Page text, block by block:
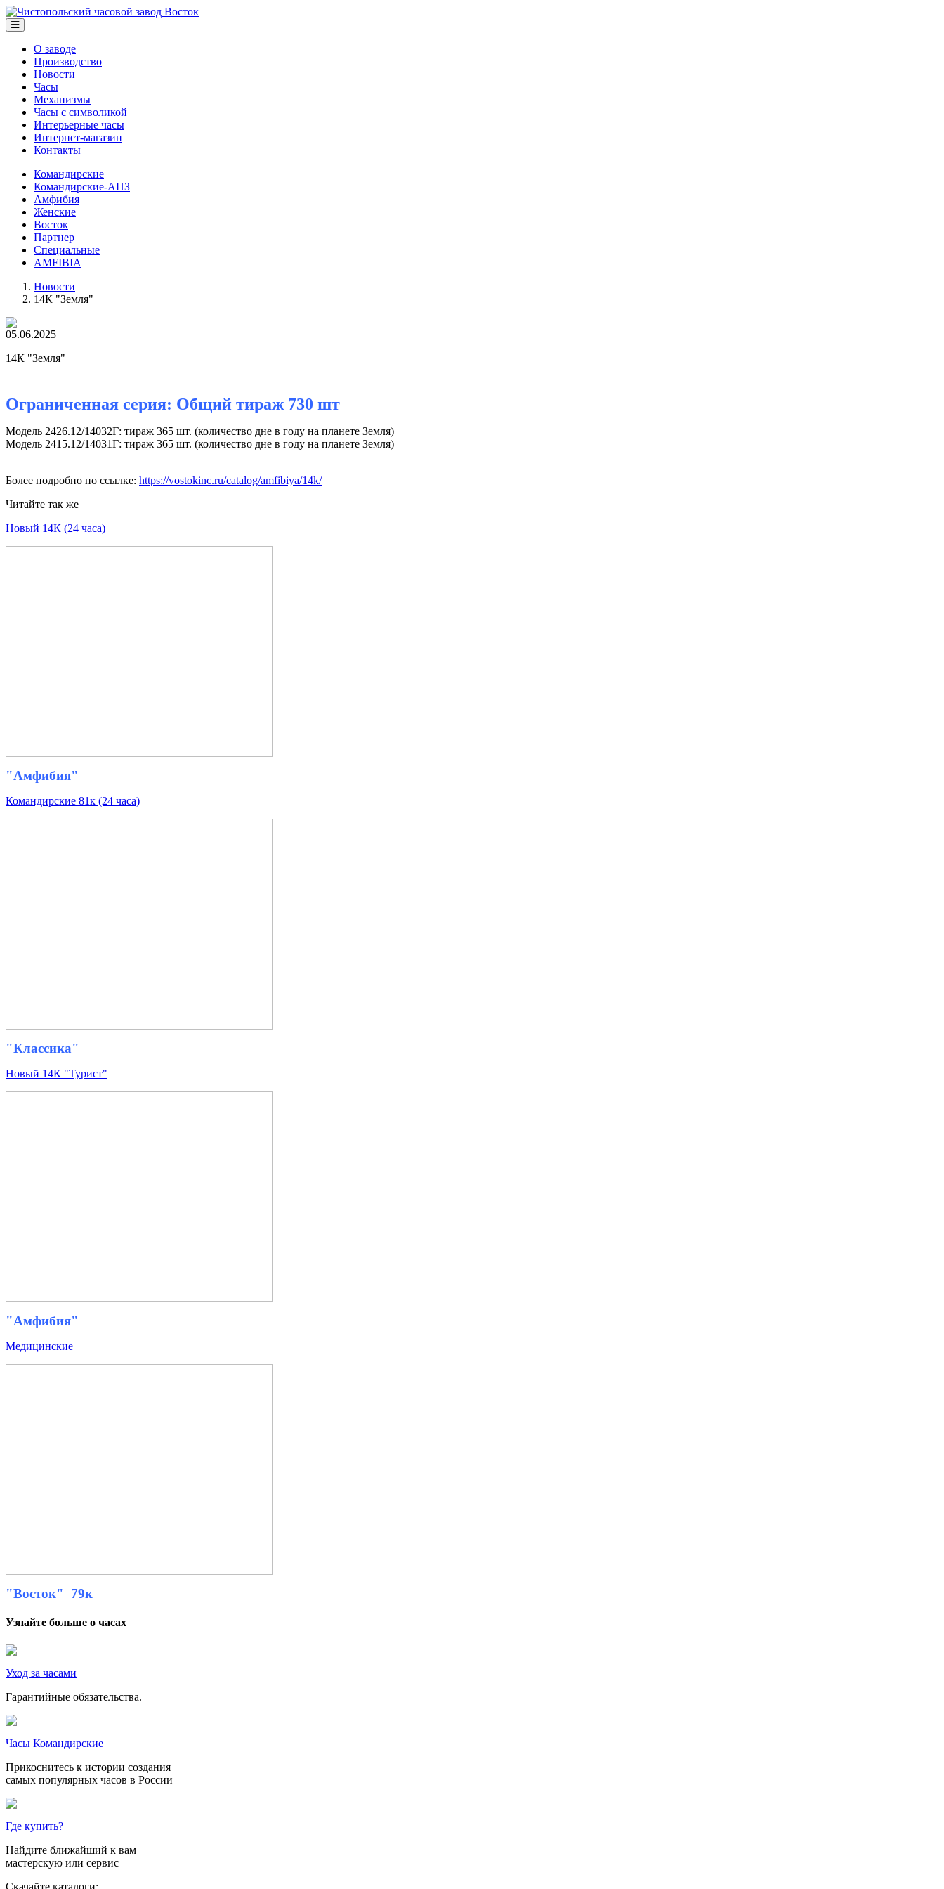
О заводе
Производство
Новости
Часы
Механизмы
Часы с символикой
Интерьерные часы
Интернет-магазин
Контакты
Командирские
Командирские-АПЗ
Амфибия
Женские
Восток
Партнер
Специальные
AMFIBIA
Новости
14К "Земля"
05.06.2025
14К "Земля"
Ограниченная серия: Общий тираж 730 шт
Модель 2426.12/14032Г: тираж 365 шт. (количество дне в году на планете Земля)
Модель 2415.12/14031Г: тираж 365 шт. (количество дне в году на планете Земля)
Более подробно по ссылке: https://vostokinc.ru/catalog/amfibiya/14k/
Читайте так же
Новый 14К (24 часа)
"Амфибия"
Командирские 81к (24 часа)
"Классика"
Новый 14К "Турист"
"Амфибия"
Медицинские
"Восток" 79к
Узнайте больше о часах
Уход за часами
Гарантийные обязательства.
Часы Командирские
Прикоснитесь к истории создания
самых популярных часов в России
Где купить?
Найдите ближайший к вам
мастерскую или сервис
Скачайте каталоги: